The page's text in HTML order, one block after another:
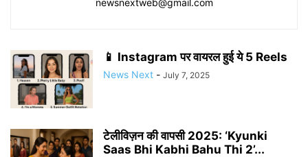
newsnextweb@gmail.com
📱 Instagram पर वायरल हुई ये 5 Reels
News Next - July 7, 2025
टेलीविज़न की वापसी 2025: ‘Kyunki
Saas Bhi Kabhi Bahu Thi 2’...